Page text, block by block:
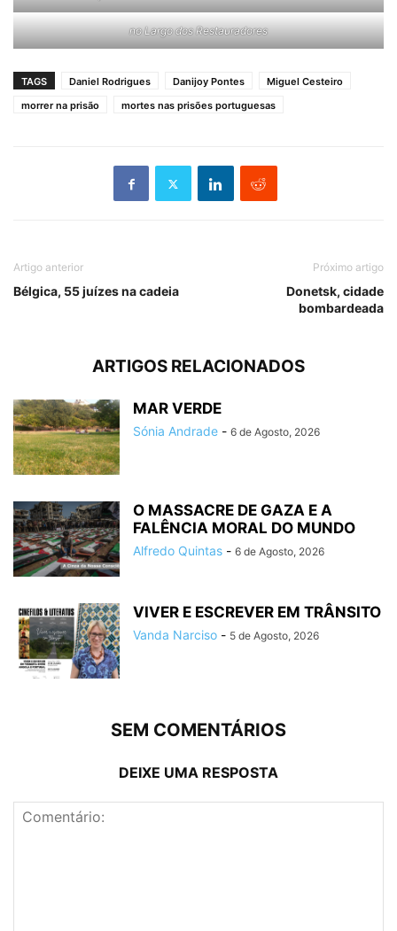
no Largo dos Restauradores
TAGS Daniel Rodrigues Danijoy Pontes
Miguel Cesteiro
morrer na prisão
mortes nas prisões portuguesas
Artigo anterior
Bélgica, 55 juízes na cadeia
Próximo artigo
Donetsk, cidade
bombardeada
ARTIGOS RELACIONADOS
MAR VERDE
Sónia Andrade - 6 de Agosto, 2026
O MASSACRE DE GAZA E A
FALÊNCIA MORAL DO MUNDO
Alfredo Quintas - 6 de Agosto, 2026
VIVER E ESCREVER EM TRÂNSITO
Vanda Narciso - 5 de Agosto, 2026
SEM COMENTÁRIOS
DEIXE UMA RESPOSTA